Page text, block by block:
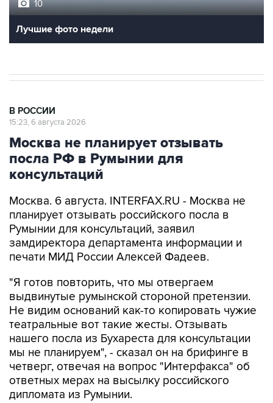
10
Лучшие фото недели
В РОССИИ
15:23, 6 августа 2026
Москва не планирует отзывать
посла РФ в Румынии для
консультаций
Москва. 6 августа. INTERFAX.RU - Москва не
планирует отзывать российского посла в
Румынии для консультаций, заявил
замдиректора департамента информации и
печати МИД России Алексей Фадеев.
"Я готов повторить, что мы отвергаем
выдвинутые румынской стороной претензии.
Не видим оснований как-то копировать чужие
театральные вот такие жесты. Отзывать
нашего посла из Бухареста для консультации
мы не планируем", - сказал он на брифинге в
четверг, отвечая на вопрос "Интерфакса" об
ответных мерах на высылку российского
дипломата из Румынии.